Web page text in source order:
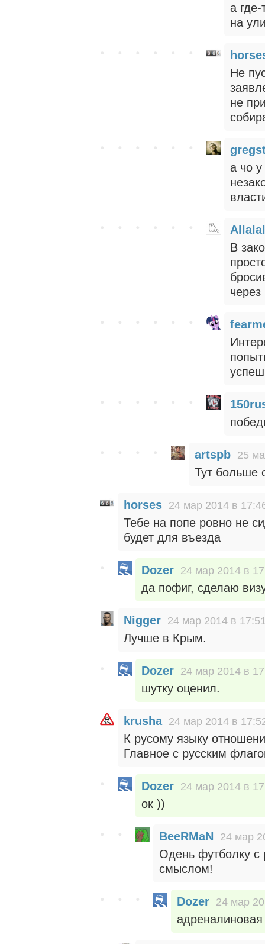
а
на
Не
не
а чо
В
artspb 25
Тут больше
horses 24 мар 2014 в
Тебе на попе ровно не
будет для въезда
Dozer 24 мар 2014 в
да пофиг, сделаю
Nigger 24 мар 2014 в
Лучше в Крым.
Dozer 24 мар 2014 в
шутку оценил.
krusha 24 мар 2014 в
К русому языку
Главное с русским
Dozer 24 мар 2014 в
ок ))
BeeRMaN 24 мар
Одень футболку с
смыслом!
Dozer 24 мар